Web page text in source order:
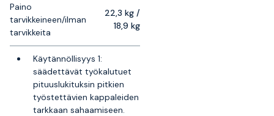
Paino
tarvikkeineen/ilman
tarvikkeita
22,3 kg /
18,9 kg
Käytännöllisyys 1:
säädettävät työkalutuet
pituuslukituksin pitkien
työstettävien kappaleiden
tarkkaan sahaamiseen.